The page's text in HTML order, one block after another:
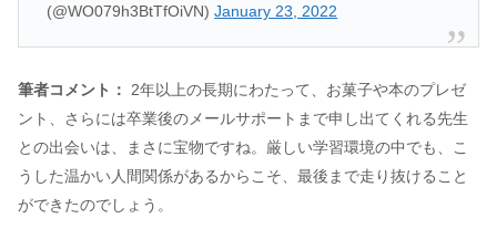
(@WO079h3BtTfOiVN)January 23, 2022
筆者コメント： 2年以上の長期にわたって、お菓子や本のプレゼ
ント、さらには卒業後のメールサポートまで申し出てくれる先生
との出会いは、まさに宝物ですね。厳しい学習環境の中でも、こ
うした温かい人間関係があるからこそ、最後まで走り抜けること
ができたのでしょう。